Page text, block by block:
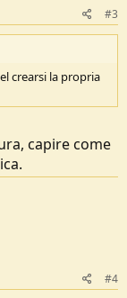
#3
crearsi la propria
capire come
#4